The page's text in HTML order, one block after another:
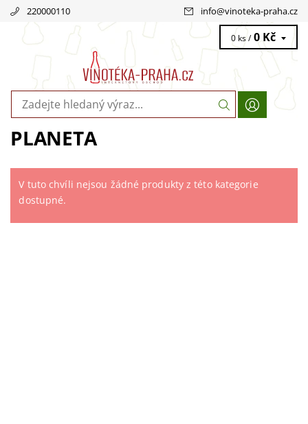
220000110 info@vinoteka-praha.cz
0 ks / 0 Kč
PLANETA
V tuto chvíli nejsou žádné produkty z této kategorie
dostupné.